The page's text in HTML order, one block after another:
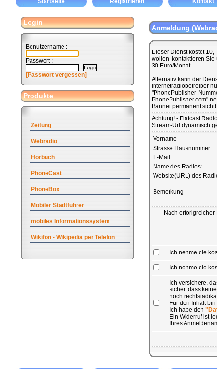
Startseite Registrieren Kontakt
Login
Benutzername :
Passwort :
[Passwort vergessen]
Produkte
Zeitung
Webradio
Hörbuch
PhoneCast
PhoneBox
Mobiler Stadtführer
mobiles Informationssystem
Wikifon - Wikipedia per Telefon
Anmeldung
Dieser Dienst kostet
wollen, kontaktieren Sie
30 Euro/Monat.
Alternativ kann der
Internetradiobetreiber
"PhonePublisher-
PhonePublisher.com"
Banner permanent
Achtung! - Flatcast
Stream-Url dynamisch
Vorname
Strasse Hausnummer
E-Mail
Name des Radios:
Website(URL) des
Bemerkung
Nach
Ich nehme die
Ich nehme die
Ich versichere,
sicher, dass
noch
Für den Inhalt
Ich habe den
Ein Widerruf ist
Ihres